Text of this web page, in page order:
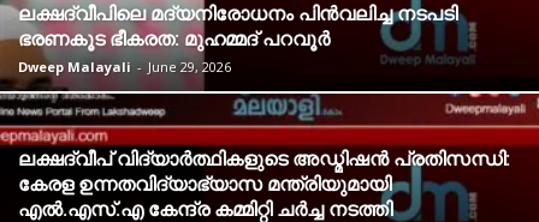
ലക്ഷദ്വീപിലെ മദ്യനിരോധനം പിൻവലിച്ച നടപടി
ഭരണകൂട ഭീകരത: മുഹമ്മദ് പറവൂർ
Dweep Malayali - June 29, 2026
ലക്ഷദ്വീപ് വിദ്യാർത്ഥികളുടെ അഡ്മിഷൻ പ്രതിസന്ധി:
കേരള ഉന്നതവിദ്യാഭ്യാസ മന്ത്രിയുമായി
എൽ.എസ്.എ കേന്ദ്ര കമ്മിറ്റി ചർച്ച നടത്തി